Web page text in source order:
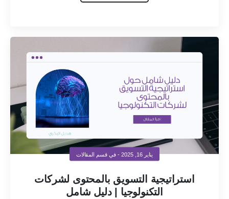
يناير 16, 2025 - في قسم المقالات
استراتيجية التسويق بالمحتوى لشركات
التكنولوجيا | دليل شامل